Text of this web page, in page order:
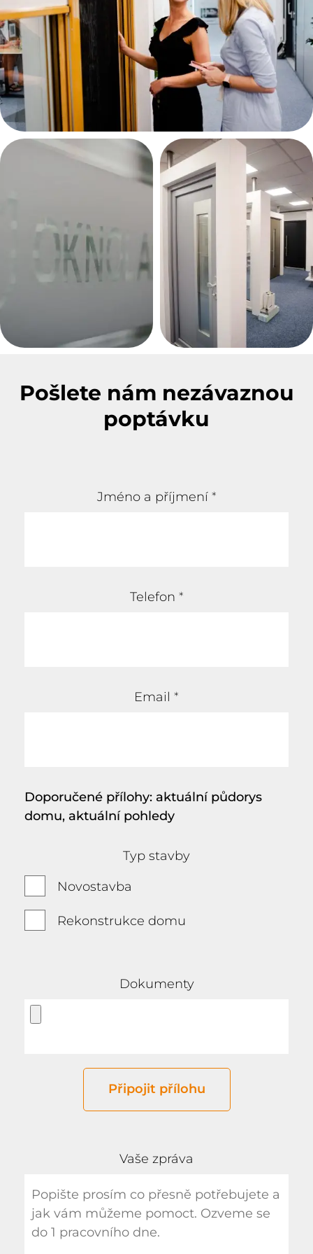
Pošlete nám nezávaznou
poptávku
Jméno a příjmení *
Telefon *
Email *
Doporučené přílohy: aktuální půdorys
domu, aktuální pohledy
Typ stavby
Novostavba
Rekonstrukce domu
Dokumenty
Připojit přílohu
Vaše zpráva